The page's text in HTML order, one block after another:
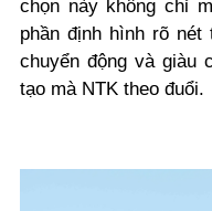
chọn này không chỉ
phần định hình rõ
chuyển động và giàu
tạo mà NTK theo đuổi.